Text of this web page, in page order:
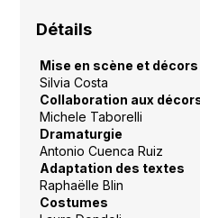
Détails
Mise en scène et décors
Silvia Costa
Collaboration aux
Michele Taborelli
Dramaturgie
Antonio Cuenca Ruiz
Adaptation des textes
Raphaëlle Blin
Costumes